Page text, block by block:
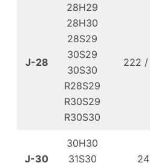
J-28
28H29
28H30
28S29
30S29
30S30
R28S29
R30S29
R30S30
222
J-30
30H30
31S30